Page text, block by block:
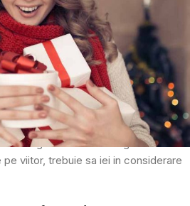
taeste foarte important. Inainte
sa te gandesti bine, pentru ca de
impresia ca au ales cadoul potrivit,
si a starni una dintre cele mai urate
fii sigur ca ai facut alegerea cea
viitor, trebuie sa iei in considerare